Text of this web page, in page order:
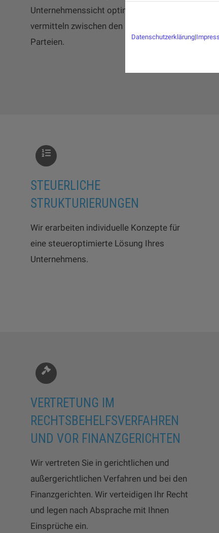
Unternehmenssicht optimale Lösung und
vermitteln zwischen den beteiligten
Parteien.
STEUERLICHE
STRUKTURIERUNGEN
Wir erarbeiten individuelle Konzepte für
eine steueroptimierte Lösung Ihres
Unternehmens.
VERTRETUNG IM
RECHTSBEHELFSVERFAHREN
UND VOR FINANZGERICHTEN
Wir vertreten Sie in gerichtlichen und
außergerichtlichen Verfahren und bei den
Finanzgerichten. Wir verteidigen Ihr Recht
und legen nach Absprache mit Ihnen
Einsprüche ein.
Datenschutzerklärung|